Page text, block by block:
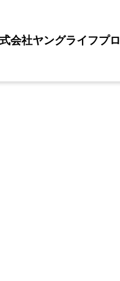
会社ヤングライフプ